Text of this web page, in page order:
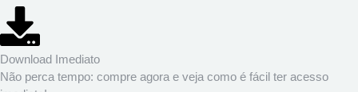
Download Imediato
Não perca tempo: compre agora e veja como é fácil ter acesso